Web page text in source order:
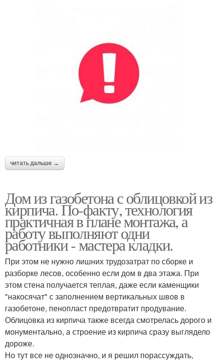
читать дальше →
Дом из газобетона с облицовкой из
кирпича. По-факту, технология
практичная в плане монтажа, а
работу выполняют одни
работники - мастера кладки.
При этом не нужно лишних трудозатрат по сборке и
разборке лесов, особенно если дом в два этажа. При
этом стена получается теплая, даже если каменщики
"накосячат" с заполнением вертикальных швов в
газобетоне, пенопласт предотвратит продувание.
Облицовка из кирпича также всегда смотрелась дорого и
монументально, а строение из кирпича сразу выглядело
дороже.
Но тут все не однозначно, и я решил порассуждать,